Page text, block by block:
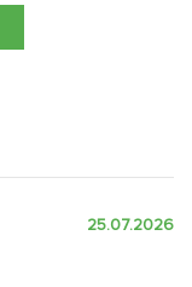
25.07.2026